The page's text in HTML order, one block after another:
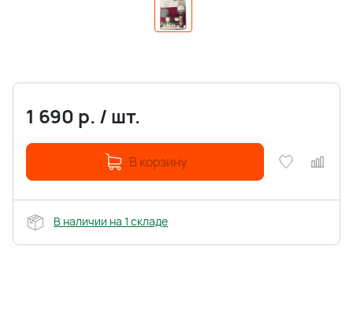
1 690 р. / шт.
В корзину
В наличии на 1 складе